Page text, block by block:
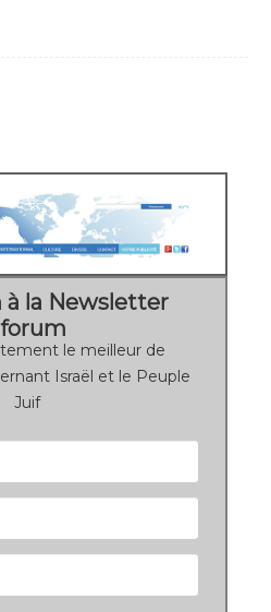
à la Newsletter
le meilleur de
Israël et le Peuple
Juif